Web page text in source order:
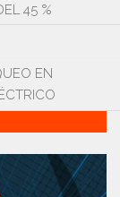
45 %
EN